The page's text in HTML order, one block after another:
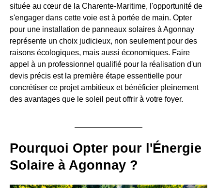
située au cœur de la Charente-Maritime, l'opportunité de
s'engager dans cette voie est à portée de main. Opter
pour une installation de panneaux solaires à Agonnay
représente un choix judicieux, non seulement pour des
raisons écologiques, mais aussi économiques. Faire
appel à un professionnel qualifié pour la réalisation d'un
devis précis est la première étape essentielle pour
concrétiser ce projet ambitieux et bénéficier pleinement
des avantages que le soleil peut offrir à votre foyer.
Pourquoi Opter pour l'Énergie
Solaire à Agonnay ?